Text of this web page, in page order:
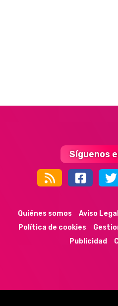
Síguenos
Quiénes somos Aviso
Política de cookies
Publicidad